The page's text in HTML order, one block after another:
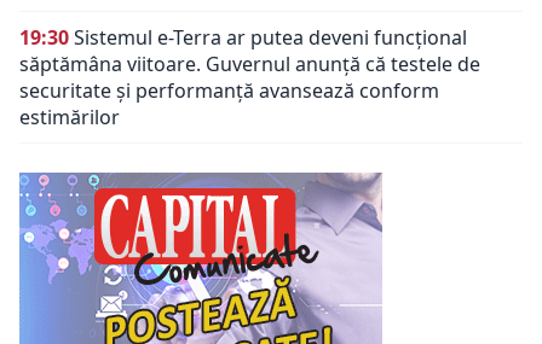
19:30Sistemul e-Terra ar putea deveni funcțional
săptămâna viitoare. Guvernul anunță că testele de
securitate și performanță avansează conform
estimărilor